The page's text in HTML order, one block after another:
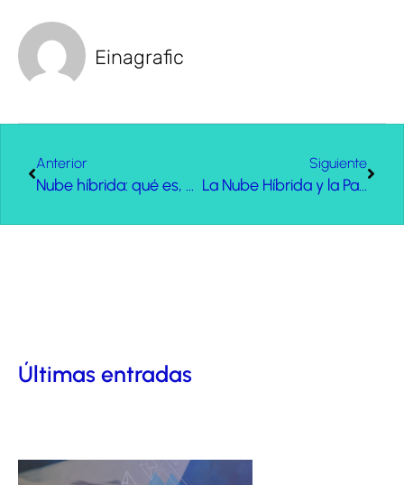
Einagrafic
Anterior
Nube híbrida: qué es, ventajas y desventajas
Siguiente
La Nube Híbrida y la Paradoja de Jevons
Últimas entradas